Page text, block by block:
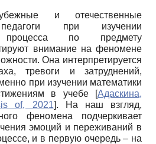
и отечественные
при изучении
процесса по предмету
внимание на феномене
Она интерпретируется
тревоги и затруднений,
при изучении математики
в учебе
[Адаскина,
of, 2021]. На наш взгляд,
феномена подчеркивает
эмоций и переживаний в
и в первую очередь – на